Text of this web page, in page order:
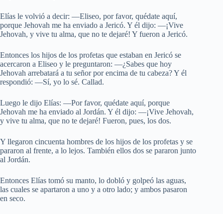
Elías le volvió a decir: —Eliseo, por favor, quédate aquí,
porque Jehovah me ha enviado a Jericó. Y él dijo: —¡Vive
Jehovah, y vive tu alma, que no te dejaré! Y fueron a Jericó.
Entonces los hijos de los profetas que estaban en Jericó se
acercaron a Eliseo y le preguntaron: —¿Sabes que hoy
Jehovah arrebatará a tu señor por encima de tu cabeza? Y él
respondió: —Sí, yo lo sé. Callad.
Luego le dijo Elías: —Por favor, quédate aquí, porque
Jehovah me ha enviado al Jordán. Y él dijo: —¡Vive Jehovah,
y vive tu alma, que no te dejaré! Fueron, pues, los dos.
Y llegaron cincuenta hombres de los hijos de los profetas y se
pararon al frente, a lo lejos. También ellos dos se pararon junto
al Jordán.
Entonces Elías tomó su manto, lo dobló y golpeó las aguas,
las cuales se apartaron a uno y a otro lado; y ambos pasaron
en seco.